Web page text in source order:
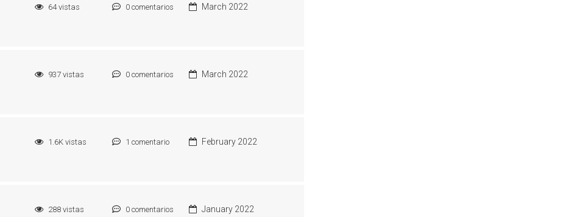
64vistas 0comentarios March 2022
937 vistas 0comentarios March 2022
1.6K vistas 1 comentario February 2022
288 vistas 0comentarios January 2022